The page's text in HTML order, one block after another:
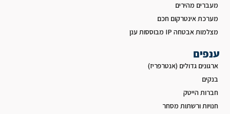
מעברים מהירים
מערכת אינטרקום חכם
מצלמות אבטחה IP מבוססות ענן
ענפים
ארגונים גדולים (אנטרפריז)
בנקים
חברות הייטק
חנויות ורשתות מסחר